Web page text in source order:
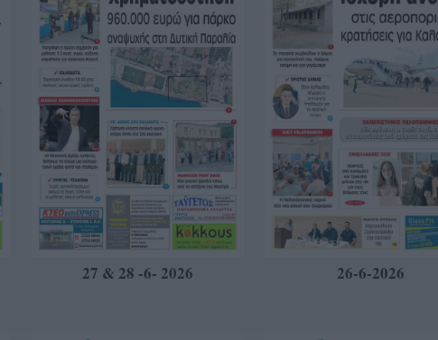
27 & 28 -6- 2026 26-6-2026